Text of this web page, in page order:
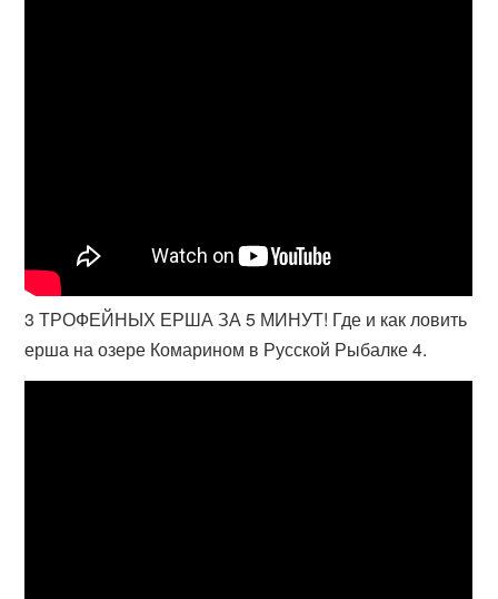
3 ТРОФЕЙНЫХ ЕРША ЗА 5 МИНУТ! Где и как ловить
ерша на озере Комарином в Русской Рыбалке 4.